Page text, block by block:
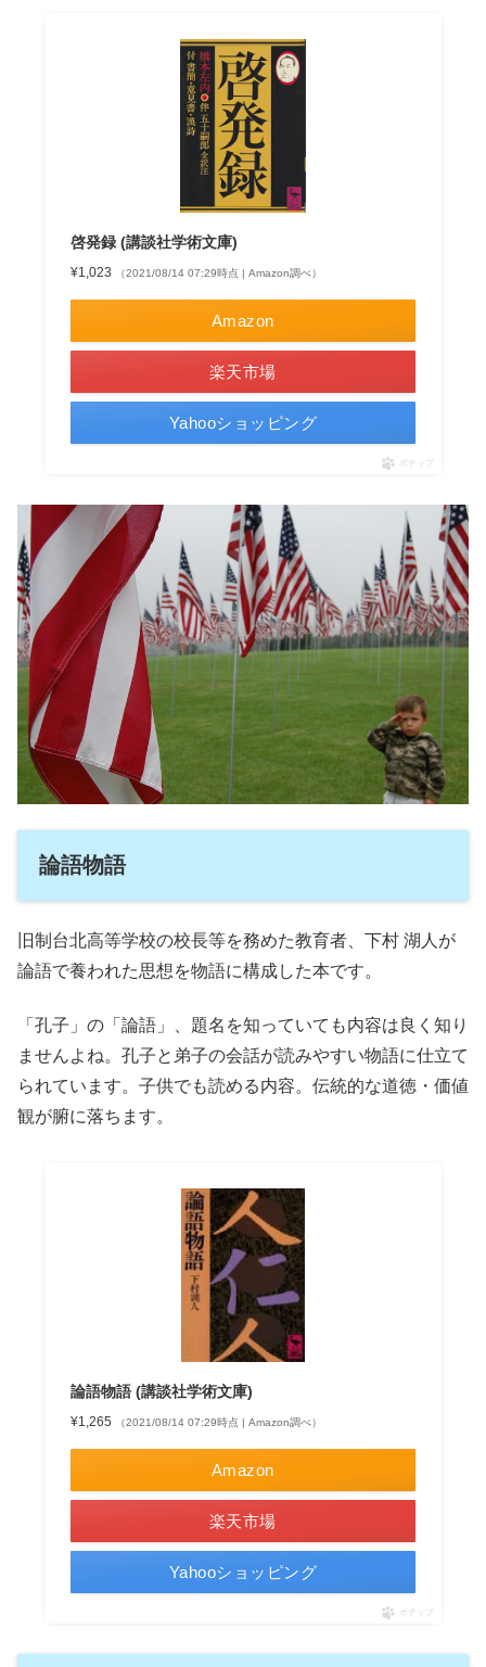
啓発録 (講談社学術文庫)
¥1,023 （2021/08/14 07:29時点 | Amazon調べ）
Amazon
楽天市場
Yahooショッピング
ポチップ
論語物語
旧制台北高等学校の校長等を務めた教育者、下村 湖人が
論語で養われた思想を物語に構成した本です。
「孔子」の「論語」、題名を知っていても内容は良く知り
ませんよね。孔子と弟子の会話が読みやすい物語に仕立て
られています。子供でも読める内容。伝統的な道徳・価値
観が腑に落ちます。
論語物語 (講談社学術文庫)
¥1,265 （2021/08/14 07:29時点 | Amazon調べ）
Amazon
楽天市場
Yahooショッピング
ポチップ